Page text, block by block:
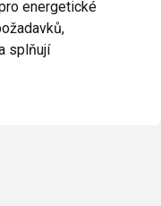
energetické
splňují